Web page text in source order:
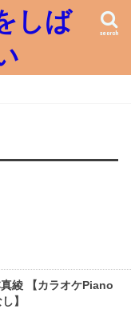
しば
search
綾 【カラオケPiano
】